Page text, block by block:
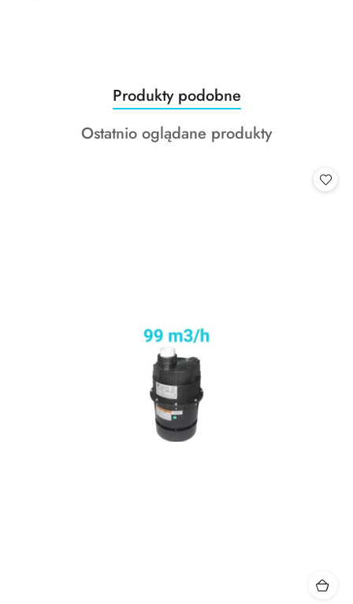
Pomiń karuzelę produktów
Produkty
o
statusie:
Produkty podobne
Produkty
Ostatnio oglądane produkty